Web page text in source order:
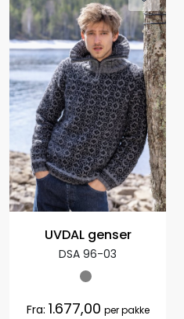
UVDAL genser
DSA 96-03
Fra: 1.677,00 per pakke